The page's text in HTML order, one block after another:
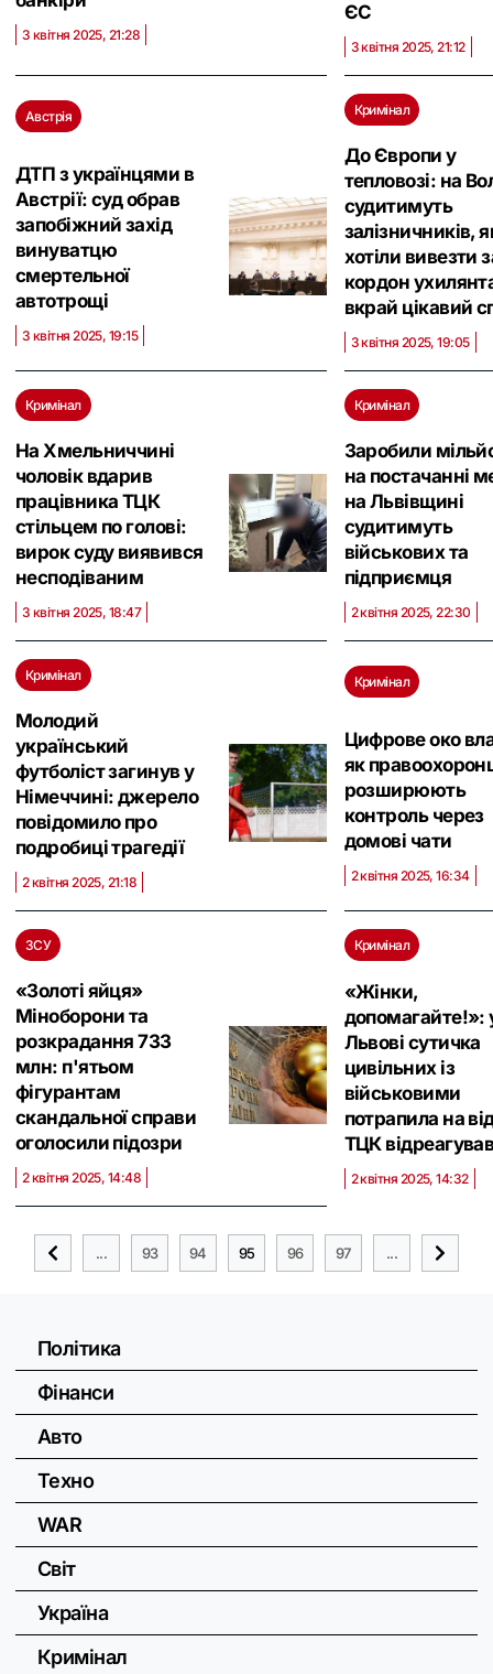
3 квітня 2025, 21:28
ЄС
3 квітня 2025, 21:12
Австрія
ДТП з українцями в
Австрії: суд обрав
запобіжний захід
винуватцю
смертельної
автотрощі
3 квітня 2025, 19:15
Кримінал
До Європи у
тепловозі: на
судитимуть
залізничників,
хотіли вивезти
кордон
вкрай цікавий
3 квітня 2025, 19:05
Кримінал
На Хмельниччині
чоловік вдарив
працівника ТЦК
стільцем по голові:
вирок суду виявився
несподіваним
3 квітня 2025, 18:47
Кримінал
Заробили
на постачанні
на Львівщині
судитимуть
військових та
підприємця
2 квітня 2025, 22:30
Кримінал
Молодий
український
футболіст загинув у
Німеччині: джерело
повідомило про
подробиці трагедії
2 квітня 2025, 21:18
Кримінал
Цифрове око
як
розширюють
контроль через
домові чати
2 квітня 2025, 16:34
ЗСУ
«Золоті яйця»
Міноборони та
розкрадання 733
млн: п'ятьом
фігурантам
скандальної справи
оголосили підозри
2 квітня 2025, 14:48
Кримінал
«Жінки,
допомагайте!»:
Львові сутичка
цивільних із
військовими
потрапила на
ТЦК
2 квітня 2025, 14:32
... 93 94 95 96 97 ...
Політика
Фінанси
Авто
Техно
WAR
Світ
Україна
Кримінал